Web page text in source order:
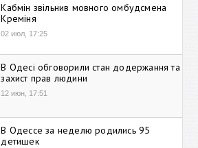
Кабмін звільнив мовного омбудсмена
Креміня
02 июл, 17:25
В Одесі обговорили стан додержання та
захист прав людини
12 июн, 17:51
В Одессе за неделю родились 95
детишек